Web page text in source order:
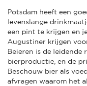
Potsdam heeft een
levenslange
een pint te krijgen en
Augustiner krijgen
Beieren is de leidende
bierproductie, en de
Beschouw bier als
afvragen waarom het